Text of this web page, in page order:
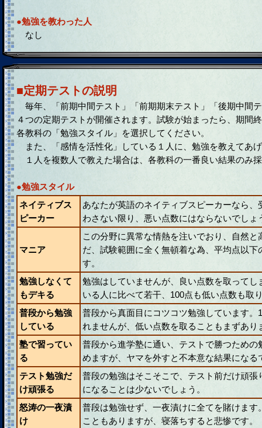
●勉強を教わった人
なし
■定期テストの説明
毎年、「前期中間テスト」「前期期末テスト」「後期中間
４つの定期テストが開催されます。試験が始まったら、期間
各教科の「勉強スタイル」を選択してください。
また、「感情を活性化」している１人に、勉強を教えてあ
１人を複数人で教えた場合は、各教科の一番良い結果のみ
●勉強スタイル
ネイティブス
ピーカー
あなたが英語のネイティブスピーカーなら
わさない限り、悪い点数にはならないでしょ
マニア
この分野に異常な情熱を注いでおり、自然
だ、試験範囲に全く無頓着な為、平均点以
す。
勉強しなくて
もデキる
勉強はしていませんが、良い点数を取って
いる人に比べて若干、100点も低い点数も取
普段から勉強
している
普段から真面目にコツコツ勉強しています。
れませんが、低い点数を取ることもまずあり
塾で習ってい
る
普段から進学塾に通い、テストで勝つため
めますが、ヤマを外すと不本意な結果になる
テスト勉強だ
け頑張る
普段の勉強はそこそこで、テスト前だけ頑
になることは少ないでしょう。
怒涛の一夜漬
け
普段は勉強せず、一夜漬けに全てを賭けま
こともありますが、寝落ちすると悲惨です。